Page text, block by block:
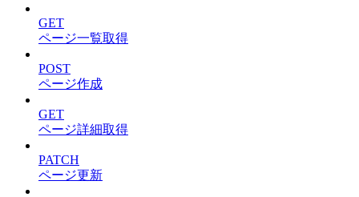
GET
ページ一覧取得
POST
ページ作成
GET
ページ詳細取得
PATCH
ページ更新